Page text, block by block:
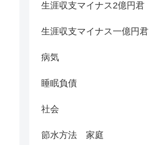
生涯収支マイナス2億円君
生涯収支マイナス一億円君
病気
睡眠負債
社会
節水方法 家庭